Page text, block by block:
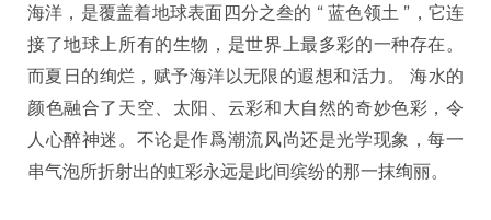
海洋，是覆盖着地球表面四分之叁的 “ 蓝色领土 ”，它连
接了地球上所有的生物，是世界上最多彩的一种存在。
而夏日的绚烂，赋予海洋以无限的遐想和活力。 海水的
颜色融合了天空、太阳、云彩和大自然的奇妙色彩，令
人心醉神迷。不论是作爲潮流风尚还是光学现象，每一
串气泡所折射出的虹彩永远是此间缤纷的那一抹绚丽。